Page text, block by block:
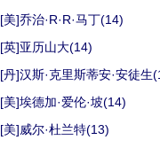
[美]乔治·R·R·马丁(14)
[英]亚历山大(14)
[丹]汉斯·克里斯蒂安·安徒生
[美]埃德加·爱伦·坡(14)
[美]威尔·杜兰特(13)